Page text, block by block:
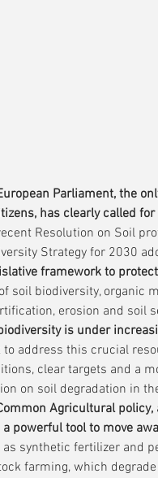
Parliament, the
has clearly called
Resolution on Soil
Strategy for 2030
framework to
soil biodiversity, organic
erosion and soil
is under
address this crucial
clear targets and a
on soil degradation in
Agricultural policy,
a powerful tool to move
as synthetic fertilizer and
farming, which